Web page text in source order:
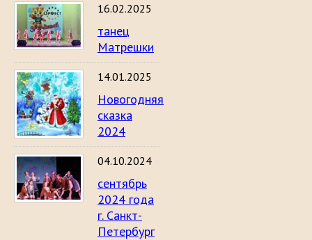
16.02.2025
танец
Матрешки
14.01.2025
Новогодняя
сказка
2024
04.10.2024
сентябрь
2024 года
г. Санкт-
Петербург